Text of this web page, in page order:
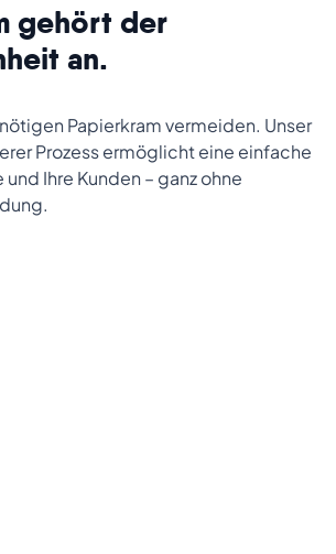
gehört der
an.
Papierkram vermeiden. Unser
Prozess ermöglicht eine einfache
Ihre Kunden – ganz ohne